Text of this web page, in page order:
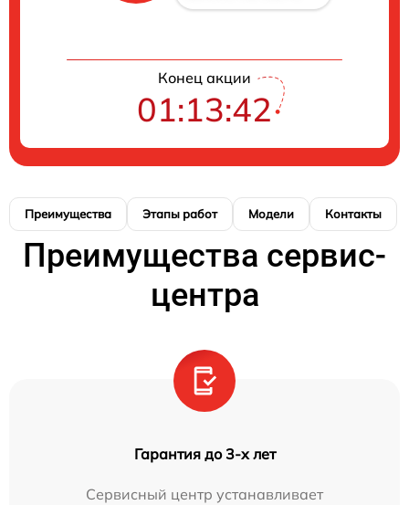
Конец акции
01:13:42
Преимущества Этапы работ Модели Контакты
Преимущества сервис-
центра
Гарантия до 3-х лет
Сервисный центр устанавливает